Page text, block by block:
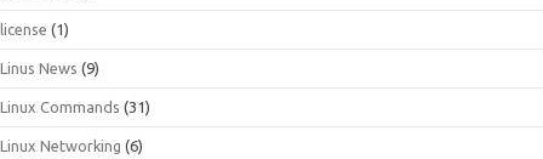
license (1)
Linus News (9)
Linux Commands (31)
Linux Networking (6)